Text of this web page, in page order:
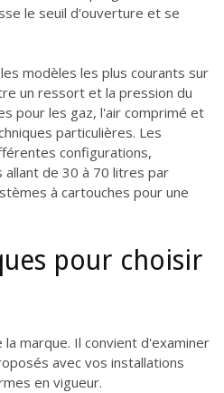
le seuil d'ouverture et se
modèles les plus courants sur
un ressort et la pression du
pour les gaz, l'air comprimé et
particulières. Les
configurations,
de 30 à 70 litres par
à cartouches pour une
pour choisir
marque. Il convient d'examiner
avec vos installations
en vigueur.